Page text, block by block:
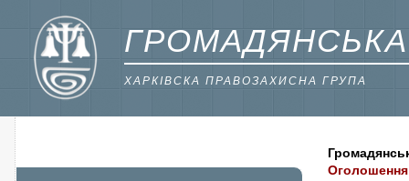
ГРОМАДЯНСЬКА
ХАРКІВСКА ПРАВОЗАХИСНА ГРУПА
Оголошення